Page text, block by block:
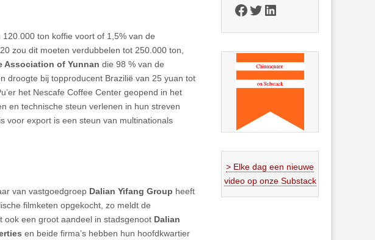
ton koffie voort of 1,5% van de
zou dit moeten verdubbelen tot 250.000 ton,
Association of Yunnan die 98 % van de
droogte bij topproducent Brazilië van 25 yuan tot
het Nescafe Coffee Center geopend in het
en technische steun verlenen in hun streven
voor export is een steun van multinationals
van vastgoedgroep Dalian Yifang Group heeft
filmketen opgekocht, zo meldt de
ook een groot aandeel in stadsgenoot Dalian
en beide firma’s hebben hun hoofdkwartier
Facebook
Twitter
LinkedIn
> Elke dag een nieuwe
video op onze Substack